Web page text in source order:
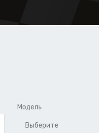
Модель
Выберите